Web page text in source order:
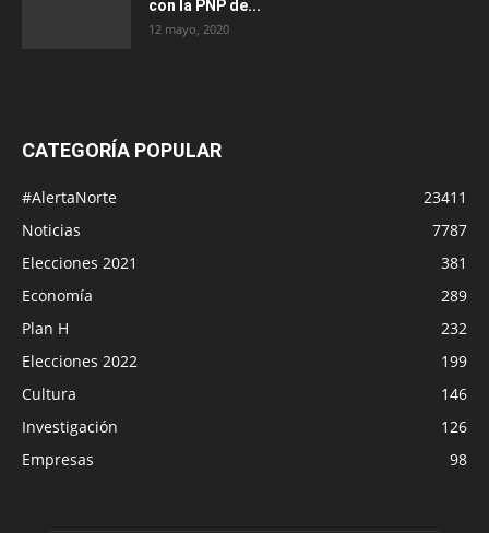
con la PNP de...
12 mayo, 2020
CATEGORÍA POPULAR
#AlertaNorte
23411
Noticias
7787
Elecciones 2021
381
Economía
289
Plan H
232
Elecciones 2022
199
Cultura
146
Investigación
126
Empresas
98